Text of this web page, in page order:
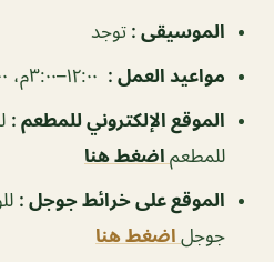
الموسيقى : توجد
مواعيد العمل :
الموقع الإلكتروني للمطعم :
للمطعم اضغط هنا
الموقع على خرائط جوجل :
جوجل اضغط هنا